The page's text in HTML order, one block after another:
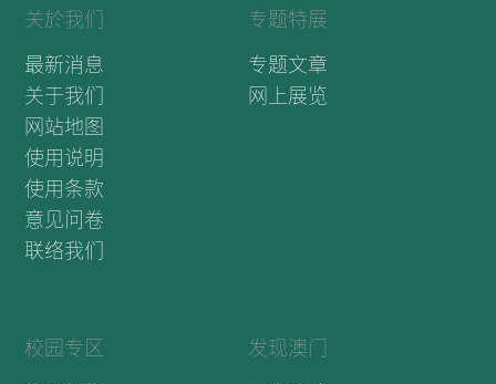
关於我们
最新消息
关于我们
网站地图
使用说明
使用条款
意见问卷
联络我们
专题特展
专题文章
网上展览
校园专区
发现澳门